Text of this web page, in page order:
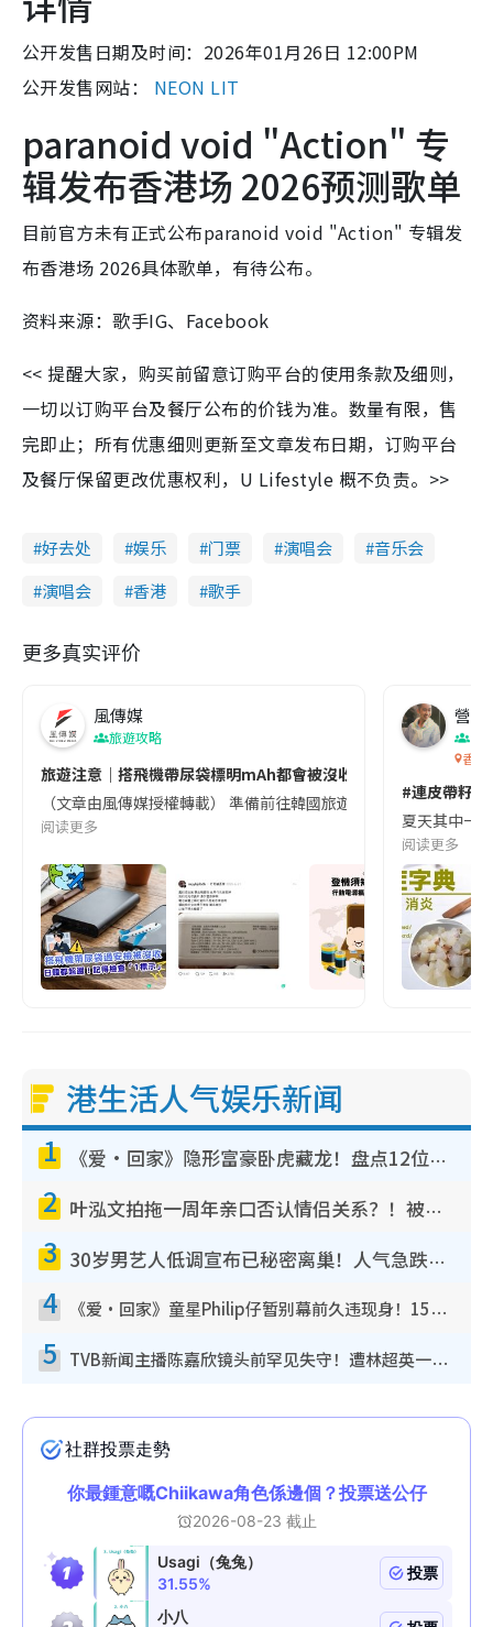
公开发售日期及时间：2026年01月26日 12:00PM
公开发售网站： NEON LIT
paranoid void "Action" 专
辑发布香港场 2026预测歌单
目前官方未有正式公布paranoid void "Action" 专辑发
布香港场 2026具体歌单，有待公布。
资料来源：歌手IG、Facebook
<< 提醒大家，购买前留意订购平台的使用条款及细则，
一切以订购平台及餐厅公布的价钱为准。数量有限，售
完即止；所有优惠细则更新至文章发布日期，订购平台
及餐厅保留更改优惠权利，U Lifestyle 概不负责。>>
好去处 娱乐 门票 演唱会
音乐会
演唱会
香港 歌手
更多真实评价
風傳媒
旅遊攻略
旅遊注意｜搭飛機帶尿袋標明mAh都會被沒收😱出發前切記檢查
（文章由風傳媒授權轉載） 準備前往韓國旅遊的民眾，近期要
阅读更多
營養
香港
#連皮帶籽
夏天其中一
阅读更多
港生活人气娱乐新闻
1 《爱·回家》隐形富豪卧虎藏龙！盘点12位财气逼人的有钱艺人：这位美女3亿身家不愁做
2 叶泓文拍拖一周年亲口否认情侣关系？！被质疑感情造假竟称GM“普通同事”
3 30岁男艺人低调宣布已秘密离巢！人气急跌变失踪人口：“这几年过得并不容易”
4 《爱·回家》童星Philip仔暂别幕前久违现身！15岁近况暴风成长长高变帅气少年
5 TVB新闻主播陈嘉欣镜头前罕见失守！遭林超英一句话突袭吓坏当场大笑